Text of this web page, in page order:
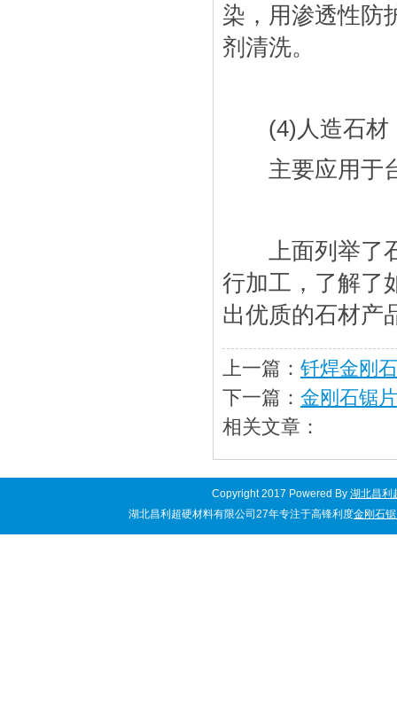
染，用渗透性防
剂清洗。
(4)人造石材
主要应用于台
上面列举了石
行加工，了解了
出优质的石材产
上一篇： 钎焊金刚
下一篇： 金刚石锯
相关文章：
Copyright 2017 Powered By 湖北昌利
湖北昌利超硬材料有限公司27年专注于高锋利度金刚石